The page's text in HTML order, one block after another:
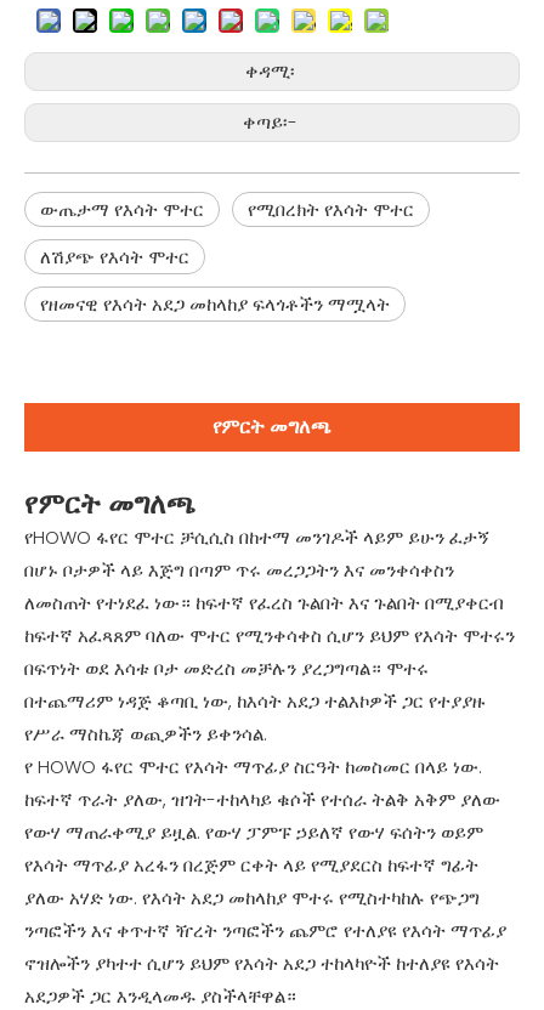
ቀዳሚ፡
ቀጣይ፡-
ውጤታማ የእሳት ሞተር
የሚበረክት የእሳት ሞተር
ለሽያጭ የእሳት ሞተር
የዘመናዊ የእሳት አደጋ መከላከያ ፍላጎቶችን ማሟላት
የምርት መግለጫ
የምርት መግለጫ
የHOWO ፋየር ሞተር ቻሲሲስ በከተማ መንገዶች ላይም ይሁን ፈታኝ
በሆኑ ቦታዎች ላይ እጅግ በጣም ጥሩ መረጋጋትን እና መንቀሳቀስን
ለመስጠት የተነደፈ ነው። ከፍተኛ የፈረስ ጉልበት እና ጉልበት በሚያቀርብ
ከፍተኛ አፈጻጸም ባለው ሞተር የሚንቀሳቀስ ሲሆን ይህም የእሳት ሞተሩን
በፍጥነት ወደ እሳቱ ቦታ መድረስ መቻሉን ያረጋግጣል። ሞተሩ
በተጨማሪም ነዳጅ ቆጣቢ ነው, ከእሳት አደጋ ተልእኮዎች ጋር የተያያዙ
የሥራ ማስኬጃ ወጪዎችን ይቀንሳል.
የ HOWO ፋየር ሞተር የእሳት ማጥፊያ ስርዓት ከመስመር በላይ ነው.
ከፍተኛ ጥራት ያለው, ዝገት-ተከላካይ ቁሶች የተሰራ ትልቅ አቅም ያለው
የውሃ ማጠራቀሚያ ይዟል. የውሃ ፓምፑ ኃይለኛ የውሃ ፍሰትን ወይም
የእሳት ማጥፊያ አረፋን በረጅም ርቀት ላይ የሚያደርስ ከፍተኛ ግፊት
ያለው አሃድ ነው. የእሳት አደጋ መከላከያ ሞተሩ የሚስተካከሉ የጭጋግ
ንጣፎችን እና ቀጥተኛ ዥረት ንጣፎችን ጨምሮ የተለያዩ የእሳት ማጥፊያ
ኖዝሎችን ያካተተ ሲሆን ይህም የእሳት አደጋ ተከላካዮች ከተለያዩ የእሳት
አደጋዎች ጋር እንዲላመዱ ያስችላቸዋል።